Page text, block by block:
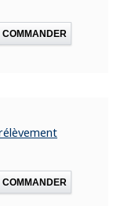
COMMANDER
COMMANDER